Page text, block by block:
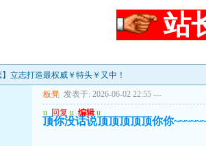
站
立志打造最权威￥特头￥又中！
板凳 发表于: 2026-06-02 22:55 ---
u 回复 u 编辑 u
顶你没话说顶顶顶顶顶你你